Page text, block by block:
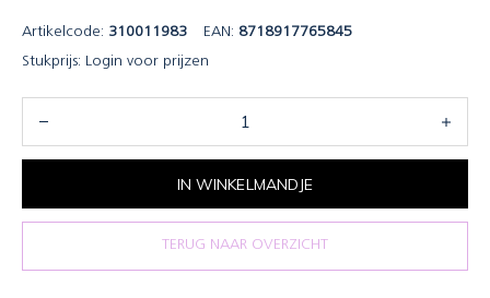
Artikelcode: 310011983 EAN: 8718917765845
Stukprijs: Login voor prijzen
IN WINKELMANDJE
TERUG NAAR OVERZICHT